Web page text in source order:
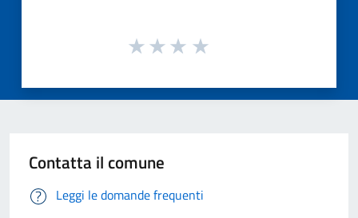
Contatta il comune
Leggi le domande frequenti